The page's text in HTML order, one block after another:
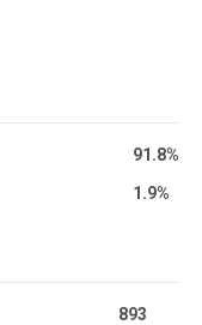
91.8%
1.9%
893